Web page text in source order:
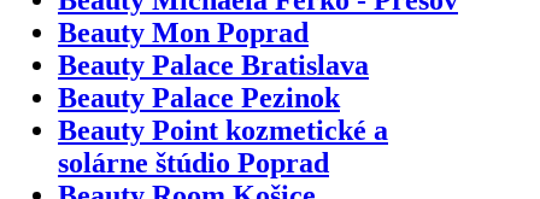
Beauty Mon Poprad
Beauty Palace Bratislava
Beauty Palace Pezinok
Beauty Point kozmetické a
solárne štúdio Poprad